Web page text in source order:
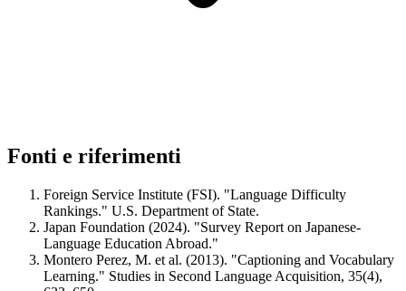
Fonti e riferimenti
Foreign Service Institute (FSI). "Language Difficulty
Rankings." U.S. Department of State.
Japan Foundation (2024). "Survey Report on Japanese-
Language Education Abroad."
Montero Perez, M. et al. (2013). "Captioning and Vocabulary
Learning." Studies in Second Language Acquisition, 35(4),